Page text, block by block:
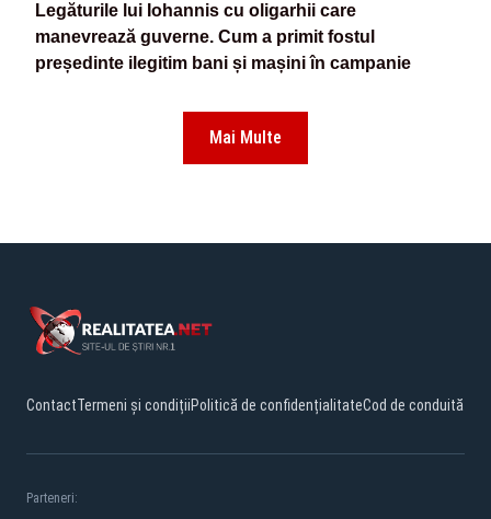
Legăturile lui Iohannis cu oligarhii care
manevrează guverne. Cum a primit fostul
președinte ilegitim bani și mașini în campanie
Mai Multe
ContactTermeni și condițiiPolitică de confidențialitateCod de conduită
Parteneri: